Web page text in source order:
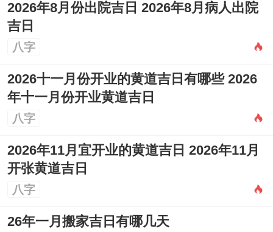
2026年8月份出院吉日 2026年8月病人出院
吉日
八字
2026十一月份开业的黄道吉日有哪些 2026
年十一月份开业黄道吉日
八字
2026年11月宜开业的黄道吉日 2026年11月
开张黄道吉日
八字
26年一月搬家吉日有哪几天